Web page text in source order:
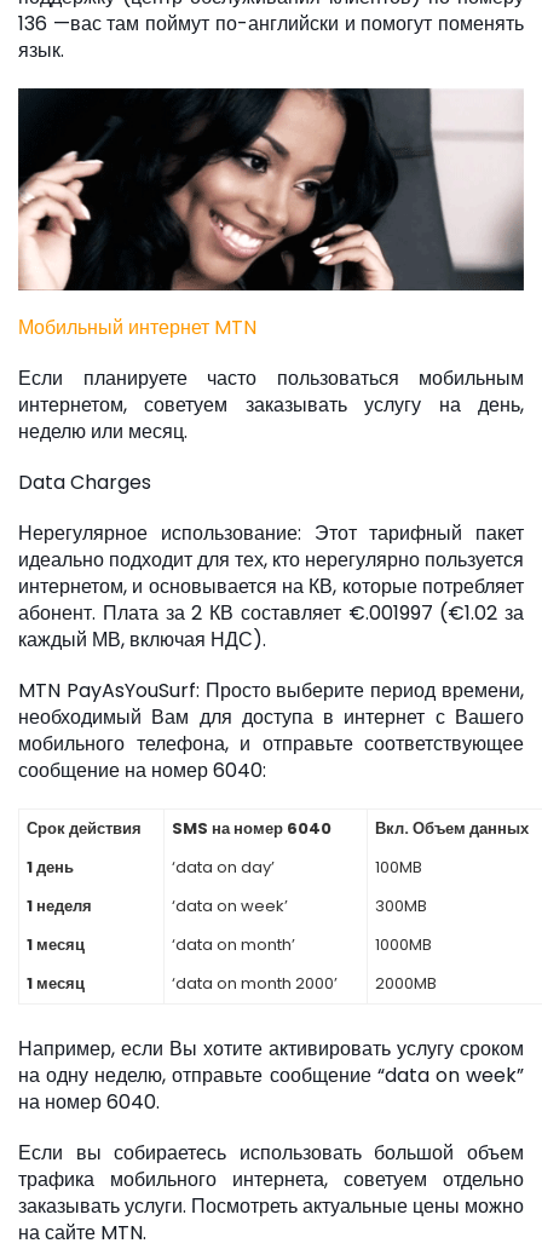
136 —вас там поймут по-английски и помогут поменять
язык.
Мобильный интернет MTN
Если планируете часто пользоваться мобильным
интернетом, советуем заказывать услугу на день,
неделю или месяц.
Data Charges
Нерегулярное использование: Этот тарифный пакет
идеально подходит для тех, кто нерегулярно пользуется
интернетом, и основывается на КВ, которые потребляет
абонент. Плата за 2 КВ составляет €.001997 (€1.02 за
каждый МВ, включая НДС).
MTN PayAsYouSurf: Просто выберите период времени,
необходимый Вам для доступа в интернет с Вашего
мобильного телефона, и отправьте соответствующее
сообщение на номер 6040:
Срок действия SMS на номер 6040
Вкл. Объем данных
1 день
‘data on day’
100MB
1 неделя
‘data on week’
300MB
1 месяц
‘data on month’
1000MB
1 месяц
‘data on month 2000’ 2000MB
Например, если Вы хотите активировать услугу сроком
на одну неделю, отправьте сообщение “data on week”
на номер 6040.
Если вы собираетесь использовать большой объем
трафика мобильного интернета, советуем отдельно
заказывать услуги. Посмотреть актуальные цены можно
на сайте MTN.